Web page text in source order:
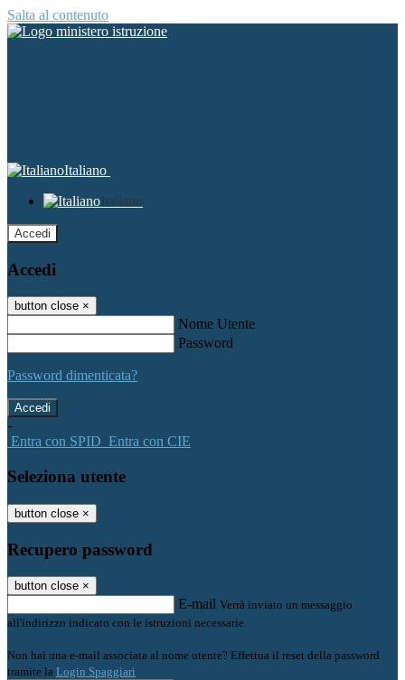
Salta al contenuto
Italiano
Italiano
Accedi
Accedi
button close ×
Nome Utente
Password
Password dimenticata?
-
Entra con SPID Entra con CIE
Seleziona utente
button close ×
Recupero password
button close ×
E-mail Verrà inviato un messaggio
all'indirizzo indicato con le istruzioni necessarie.
Non hai una e-mail associata al nome utente? Effettua il reset della password
tramite la Login Spaggiari